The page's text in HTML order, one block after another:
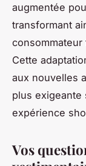
augmentée
transformant
Cette
aux nouvelles
plus exigeante
expérience
Vos